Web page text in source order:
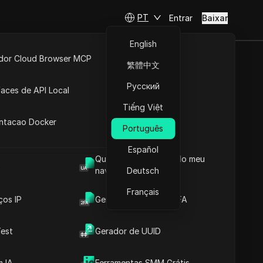
Qual é o User Agent do meu
navegador
IP Gerador de Código 2FA
Gerador de UUID
Cloud Browser MCP
de API Local
Docker
PT
English
繁體中文
Русский
Tiếng Việt
Português
Español
Deutsch
Français
Entrar Baixar
ser
Introdução ao Conteúdo